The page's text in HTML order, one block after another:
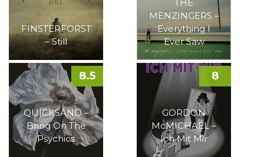
FINSTERFORST
– Still
THE
MENZINGERS –
Everything I
Ever Saw
QUICKSAND –
Bring On The
Psychics
8.5
GORDON
McMICHAEL –
Ich Mit Mir
8